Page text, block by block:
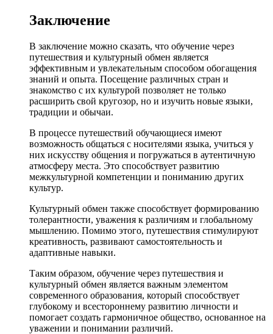
Заключение
В заключение можно сказать, что обучение через
путешествия и культурный обмен является
эффективным и увлекательным способом обогащения
знаний и опыта. Посещение различных стран и
знакомство с их культурой позволяет не только
расширить свой кругозор, но и изучить новые языки,
традиции и обычаи.
В процессе путешествий обучающиеся имеют
возможность общаться с носителями языка, учиться у
них искусству общения и погружаться в аутентичную
атмосферу места. Это способствует развитию
межкультурной компетенции и пониманию других
культур.
Культурный обмен также способствует формированию
толерантности, уважения к различиям и глобальному
мышлению. Помимо этого, путешествия стимулируют
креативность, развивают самостоятельность и
адаптивные навыки.
Таким образом, обучение через путешествия и
культурный обмен является важным элементом
современного образования, который способствует
глубокому и всестороннему развитию личности и
помогает создать гармоничное общество, основанное на
уважении и понимании различий.